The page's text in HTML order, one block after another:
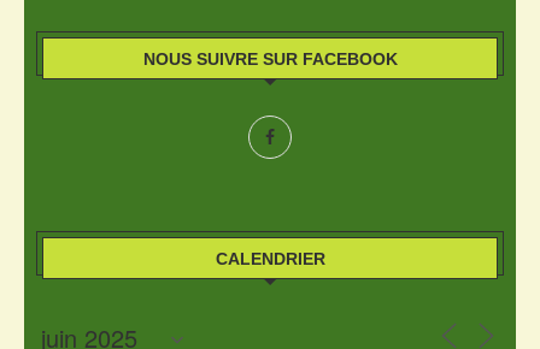
NOUS SUIVRE SUR FACEBOOK
CALENDRIER